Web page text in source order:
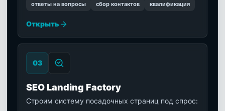
передать диалог ответственному менеджеру.
ответы на вопросы сбор контактов квалификация
Открыть
03
SEO Landing Factory
Строим систему посадочных страниц под спрос: